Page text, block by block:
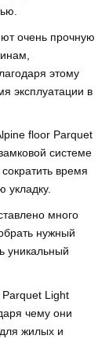
очень прочную
этому
эксплуатации в
floor Parquet
системе
время
укладку.
много
нужный
уникальный
Parquet Light
чему они
жилых и